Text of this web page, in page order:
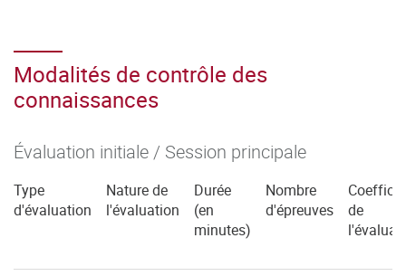
Modalités de contrôle des
connaissances
Évaluation initiale / Session principale
Type
d'évaluation
Nature de
l'évaluation
Durée
(en
minutes)
Nombre
d'épreuves
de